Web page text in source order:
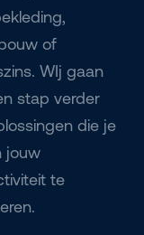
of
WIj gaan
stap verder
die je
jouw
te